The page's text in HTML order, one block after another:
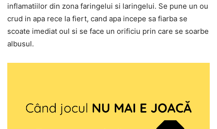
inflamatiilor din zona faringelui si laringelui. Se pune un ou
crud in apa rece la fiert, cand apa incepe sa fiarba se
scoate imediat oul si se face un orificiu prin care se soarbe
albusul.